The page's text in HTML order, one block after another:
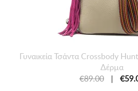
Γυναικεία Τσάντα Crossbody
Δέρμα
€89.00
|